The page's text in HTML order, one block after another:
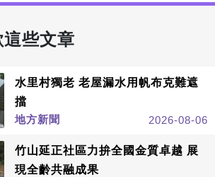
些文章
水里村獨老 老屋漏水用帆布克難遮
擋
地方新聞
2026-08-06
竹山延正社區力拚全國金質卓越 展
現全齡共融成果